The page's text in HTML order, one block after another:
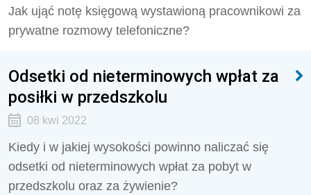
Jak ująć notę księgową wystawioną pracownikowi za
prywatne rozmowy telefoniczne?
Odsetki od nieterminowych wpłat za
posiłki w przedszkolu
08 kwi 2022
Kiedy i w jakiej wysokości powinno naliczać się
odsetki od nieterminowych wpłat za pobyt w
przedszkolu oraz za żywienie?